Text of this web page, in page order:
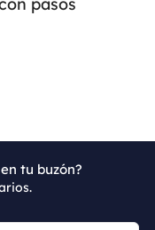
pasos
tu buzón?